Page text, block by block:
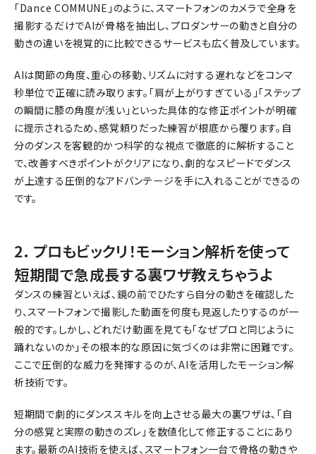
「Dance COMMUNE」のように、スマートフォンのカメラで全身を
撮影するだけでAIが骨格を抽出し、プロダンサーの動きと自分の
動きの違いを視覚的に比較できるサービスも広く普及しています。
AIは関節の角度、重心の移動、リズムに対する遅れなどをコンマ
秒単位で正確に読み取ります。「肩が上がりすぎている」「ステップ
の瞬間に膝の角度が浅い」といった具体的な修正ポイントが明確
に提示されるため、感覚頼りだった練習が根底から覆ります。自
分のダンスを客観的かつ科学的な視点で徹底的に解析すること
で、改善すべきポイントがクリアになり、劇的なスピードでダンス
が上達する圧倒的なアドバンテージを手に入れることができるの
です。
2. プロもビックリ！モーション解析を使って
短期間で急成長する裏ワザ教えちゃうよ
ダンスの練習といえば、鏡の前でひたすら自分の動きを確認した
り、スマートフォンで撮影した動画を何度も見返したりするのが一
般的です。しかし、どれだけ動画を見ても「なぜプロと同じように
踊れないのか」その根本的な原因に気づくのは非常に困難です。
ここで圧倒的な威力を発揮するのが、AIを活用したモーション解
析技術です。
短期間で劇的にダンススキルを向上させる最大の裏ワザは、「自
分の感覚と実際の動きのズレ」を数値化して修正することにあり
ます。最新のAI技術を使えば、スマートフォン一台で骨格の動きや